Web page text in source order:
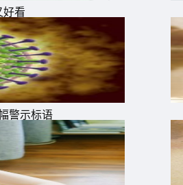
透明了,有一个早晨我扔掉了所
尔克
活。—可可·香奈儿
想象的那么糟。人的脆弱和坚强
好看
警示标语